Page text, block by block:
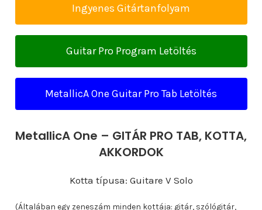
Ingyenes Gitártanfolyam
Guitar Pro Program Letöltés
MetallicA One Guitar Pro Tab Letöltés
MetallicA One – GITÁR PRO TAB, KOTTA,
AKKORDOK
Kotta típusa: Guitare V Solo
(Általában egy zeneszám minden kottája: gitár, szólógitár,